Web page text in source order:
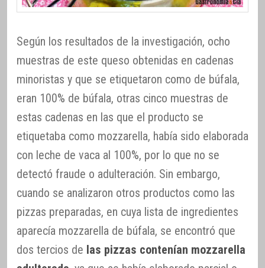
Según los resultados de la investigación, ocho
muestras de este queso obtenidas en cadenas
minoristas y que se etiquetaron como de búfala,
eran 100% de búfala, otras cinco muestras de
estas cadenas en las que el producto se
etiquetaba como mozzarella, había sido elaborada
con leche de vaca al 100%, por lo que no se
detectó fraude o adulteración. Sin embargo,
cuando se analizaron otros productos como las
pizzas preparadas, en cuya lista de ingredientes
aparecía mozzarella de búfala, se encontró que
dos tercios de las pizzas contenían mozzarella